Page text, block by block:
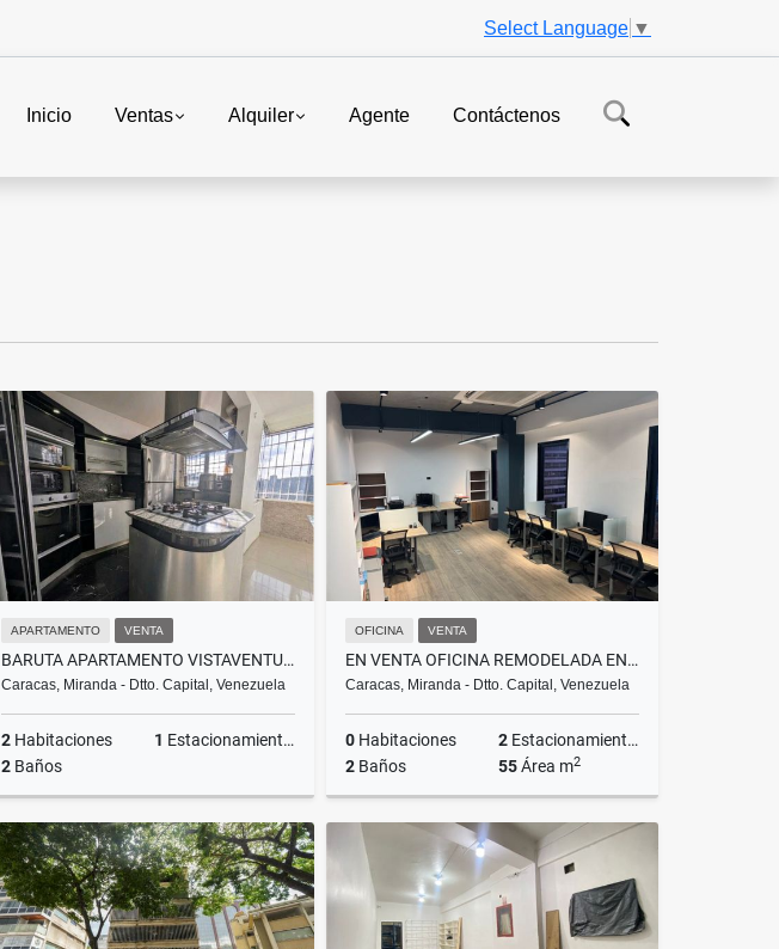
Select Language ▼
Inicio Ventas Alquiler Agente Contáctenos
APARTAMENTO VENTA
BARUTA APARTAMENTO VISTAVENTURA EN VENTA 2H2B1P 62M2 REMODELADO
Caracas, Miranda - Dtto. Capital, Venezuela
2 Habitaciones 1 Estacionamientos
2 Baños
Venta
US$55,000
OFICINA VENTA
EN VENTA OFICINA REMODELADA EN SEBUCAN
Caracas, Miranda - Dtto. Capital, Venezuela
0 Habitaciones 2 Estacionamientos
2 Baños 55Área m2
Venta
US$220,000